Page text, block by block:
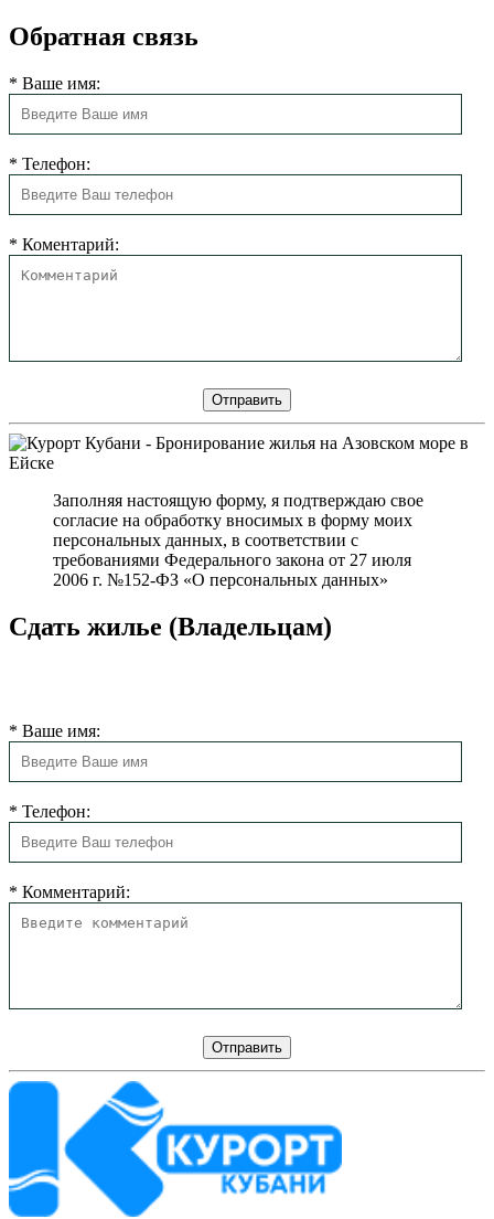
Обратная связь
* Ваше имя:
* Телефон:
* Коментарий:
Заполняя настоящую форму, я подтверждаю свое
согласие на обработку вносимых в форму моих
персональных данных, в соответствии с
требованиями Федерального закона от 27 июля
2006 г. №152-ФЗ «О персональных данных»
Сдать жилье (Владельцам)
* Ваше имя:
* Телефон:
* Комментарий: